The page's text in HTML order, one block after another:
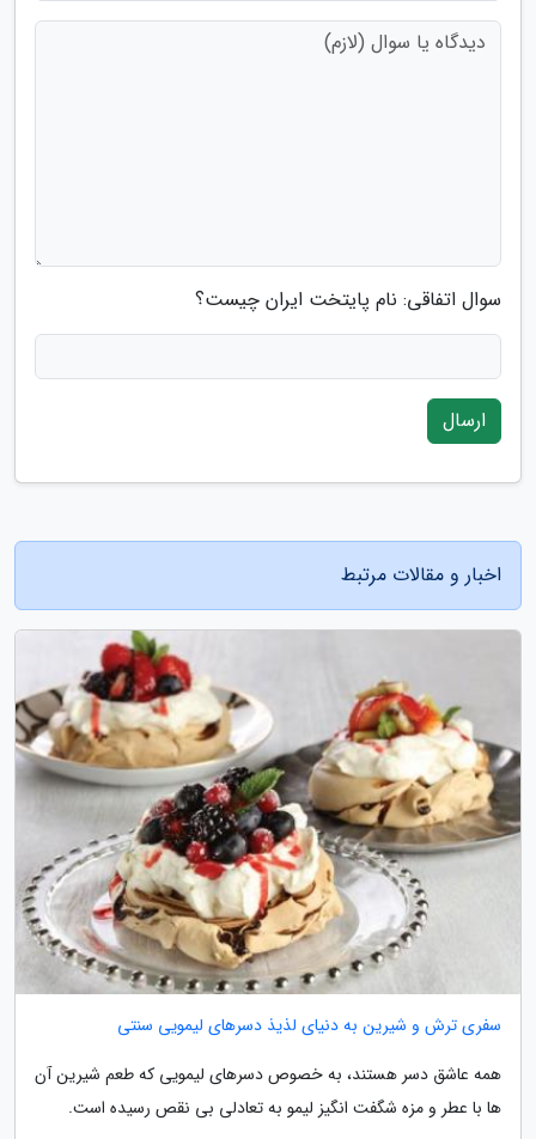
سوال اتفاقی: نام پایتخت ایران چیست؟
ارسال
اخبار و مقالات مرتبط
سفری ترش و شیرین به دنیای لذیذ دسرهای لیمویی سنتی
همه عاشق دسر هستند، به خصوص دسرهای لیمویی که طعم شیرین آن
ها با عطر و مزه شگفت انگیز لیمو به تعادلی بی نقص رسیده است.